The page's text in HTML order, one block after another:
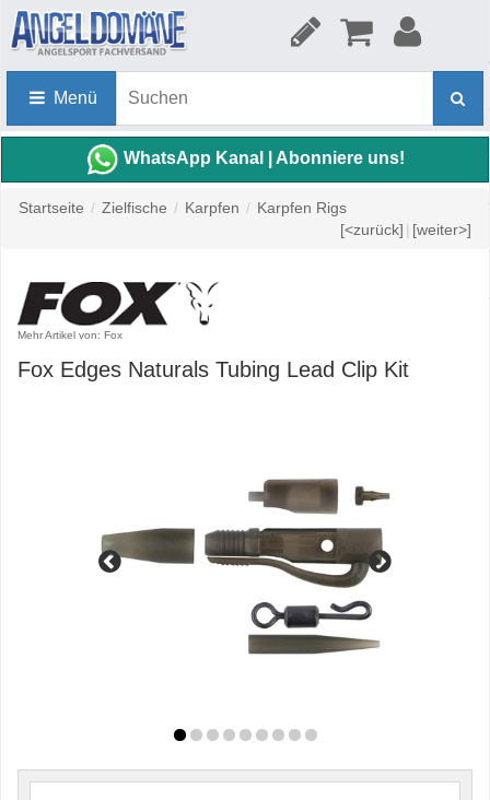
Menü
WhatsApp Kanal | Abonniere uns!
Startseite / Zielfische / Karpfen / Karpfen Rigs
[<zurück] | [weiter>]
Mehr Artikel von: Fox
Fox Edges Naturals Tubing Lead Clip Kit